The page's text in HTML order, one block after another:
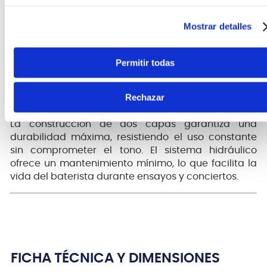
Mostrar detalles
Permitir todas
Rechazar
mantener. Su corto sustain y su tono oscuro lo
14", brindando un rendimiento excepcional tanto en
estudio como en el escenario.
Durabilidad y fiabilidad
La construcción de dos capas garantiza una
durabilidad máxima, resistiendo el uso constante
sin comprometer el tono. El sistema hidráulico
ofrece un mantenimiento mínimo, lo que facilita la
vida del baterista durante ensayos y conciertos.
FICHA TÉCNICA Y DIMENSIONES